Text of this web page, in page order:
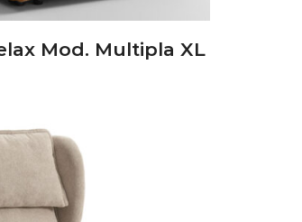
Mod. Multipla XL